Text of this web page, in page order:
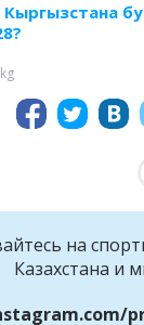
на
Казахстана и